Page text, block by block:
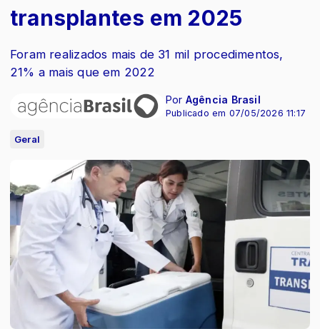
transplantes em 2025
Foram realizados mais de 31 mil procedimentos,
21% a mais que em 2022
Por Agência Brasil
Publicado em 07/05/2026 11:17
Geral